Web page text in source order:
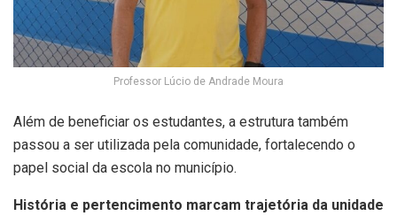
Professor Lúcio de Andrade Moura
Além de beneficiar os estudantes, a estrutura também
passou a ser utilizada pela comunidade, fortalecendo o
papel social da escola no município.
História e pertencimento marcam trajetória da unidade